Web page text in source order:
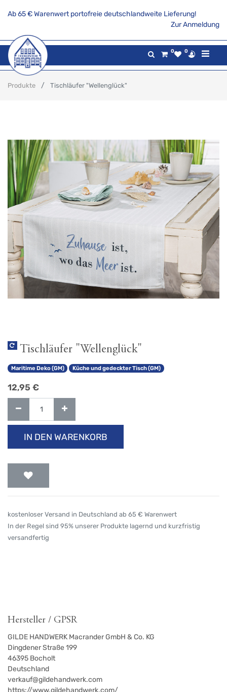
Ab 65 € Warenwert portofreie deutschlandweite Lieferung!
Zur Anmeldung
0 0
Produkte Tischläufer "Wellenglück"
Tischläufer "Wellenglück"
Maritime Deko (GM) Küche und gedeckter Tisch (GM)
12,95 €
IN DEN WARENKORB
kostenloser Versand in Deutschland ab 65 € Warenwert
In der Regel sind 95% unserer Produkte lagernd und kurzfristig
versandfertig
Hersteller / GPSR
GILDE HANDWERK Macrander GmbH & Co. KG
Dingdener Straße 199
46395 Bocholt
Deutschland
verkauf@gildehandwerk.com